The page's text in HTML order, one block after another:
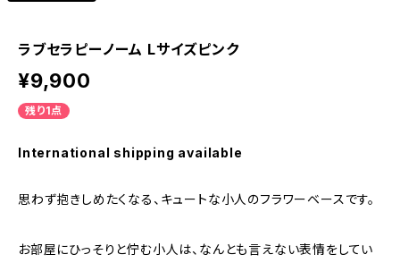
ラブセラピーノーム Lサイズピンク
¥9,900
残り1点
International shipping available
思わず抱きしめたくなる、キュートな小人のフラワーベースです。
お部屋にひっそりと佇む小人は、なんとも言えない表情をしてい